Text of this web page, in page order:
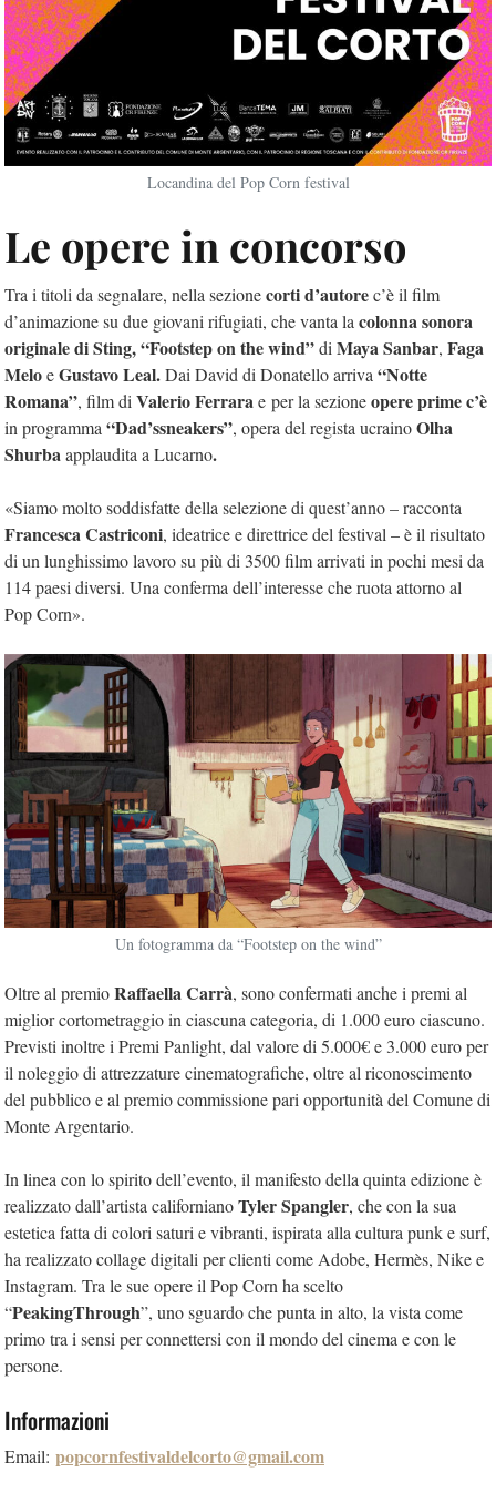
Locandina del Pop Corn festival
Le opere in concorso
Tra i titoli da segnalare, nella sezionecorti d’autorec’è il film
d’animazione su due giovani rifugiati, che vanta la colonna sonora
originale di Sting,“Footstep on the wind”di Maya Sanbar, Faga
MeloeGustavo Leal.Dai David di Donatello arriva “Notte
Romana”, film di Valerio Ferrarae per la sezioneopere prime c’è
in programma “Dad’ssneakers”, opera del regista ucrainoOlha
Shurbaapplaudita a Lucarno.
«Siamo molto soddisfatte della selezione di quest’anno – racconta
Francesca Castriconi, ideatrice e direttrice del festival – è il risultato
di un lunghissimo lavoro su più di 3500 film arrivati in pochi mesi da
114 paesi diversi. Una conferma dell’interesse che ruota attorno al
Pop Corn».
Un fotogramma da “Footstep on the wind”
Oltre al premioRaffaella Carrà, sono confermati anche i premi al
miglior cortometraggio in ciascuna categoria, di 1.000 euro ciascuno.
Previsti inoltre i Premi Panlight, dal valore di 5.000€ e 3.000 euro per
il noleggio di attrezzature cinematografiche, oltre al riconoscimento
del pubblico e al premio commissione pari opportunità del Comune di
Monte Argentario.
In linea con lo spirito dell’evento, il manifesto della quinta edizione è
realizzato dall’artista californianoTyler Spangler, che con la sua
estetica fatta di colori saturi e vibranti, ispirata alla cultura punk e surf,
ha realizzato collage digitali per clienti come Adobe, Hermès, Nike e
Instagram. Tra le sue opere il Pop Corn ha scelto
“PeakingThrough”, uno sguardo che punta in alto, la vista come
primo tra i sensi per connettersi con il mondo del cinema e con le
persone.
Informazioni
Email: popcornfestivaldelcorto@gmail.com